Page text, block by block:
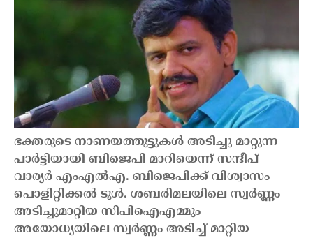
ഭക്തരുടെ നാണയത്തുട്ടുകൾ അടിച്ചു മാറ്റുന്ന
പാർട്ടിയായി ബിജെപി മാറിയെന്ന് സന്ദീപ്
വാര്യർ എംഎൽഎ. ബിജെപിക്ക് വിശ്വാസം
പൊളിറ്റിക്കൽ ടൂൾ. ശബരിമലയിലെ സ്വർണ്ണം
അടിച്ചുമാറ്റിയ സിപിഐഎമ്മും
അയോധ്യയിലെ സ്വർണ്ണം അടിച്ച് മാറ്റിയ